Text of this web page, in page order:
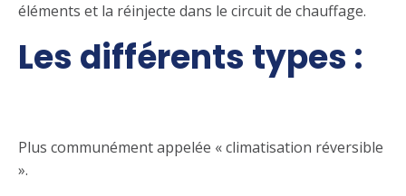
éléments et la réinjecte dans le circuit de chauffage.
Les différents types :
Plus communément appelée « climatisation réversible
».